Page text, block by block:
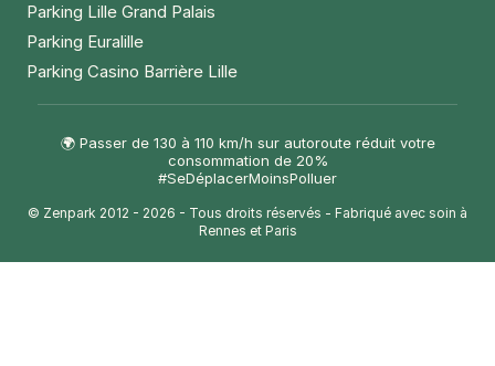
Parking Lille Grand Palais
Parking Euralille
Parking Casino Barrière Lille
🌍 Passer de 130 à 110 km/h sur autoroute réduit votre
consommation de 20%
#SeDéplacerMoinsPolluer
© Zenpark 2012 - 2026 - Tous droits réservés - Fabriqué avec soin à
Rennes et Paris